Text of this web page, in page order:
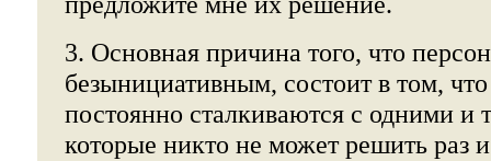
3. Основная причина того, что
безынициативным, состоит в том,
постоянно сталкиваются с одними
которые никто не может решить раз и